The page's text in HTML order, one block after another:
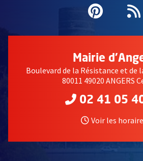
,
Mairie
Boulevard de la Résistance et de
80011 49020 ANGERS
02 41 05
Voir les